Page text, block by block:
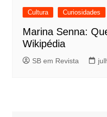
Cultura Curiosidades
Marina Senna:
Wikipédia
SB em Revista